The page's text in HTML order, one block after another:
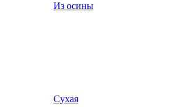
Из осины
Сухая